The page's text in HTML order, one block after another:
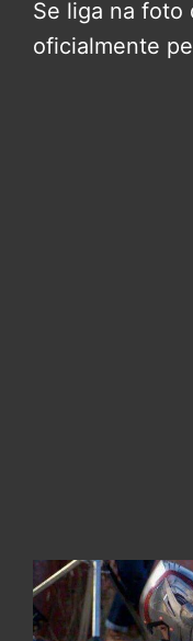
Se liga na foto
oficialmente